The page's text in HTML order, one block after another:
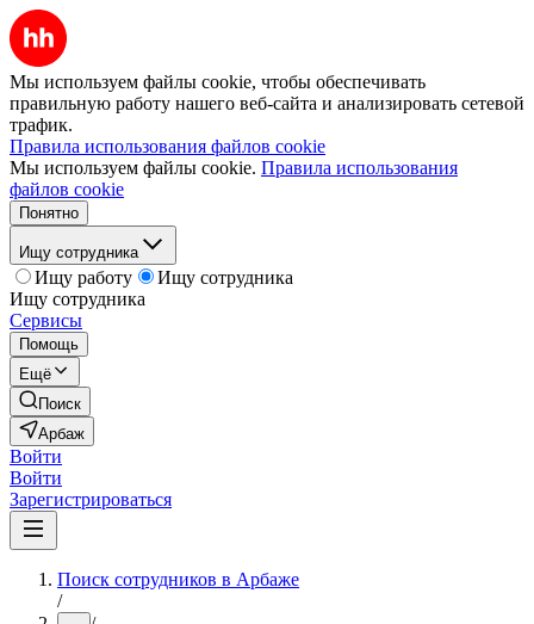
Мы используем файлы cookie, чтобы обеспечивать
правильную работу нашего веб-сайта и анализировать сетевой
трафик.
Правила использования файлов cookie
Мы используем файлы cookie. Правила использования
файлов cookie
Понятно
Ищу сотрудника
Ищу работу
Ищу сотрудника
Ищу сотрудника
Сервисы
Помощь
Ещё
Поиск
Арбаж
Войти
Войти
Зарегистрироваться
Поиск сотрудников в Арбаже
/